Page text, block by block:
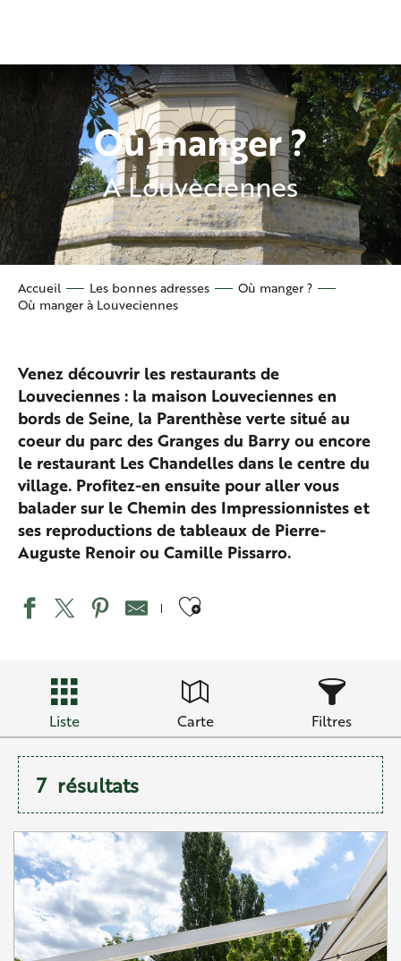
principal
Où manger ?
A Louveciennes
Accueil Les bonnes adresses
Où manger ?
Où manger à Louveciennes
Venez découvrir les restaurants de
Louveciennes : la maison Louveciennes en
bords de Seine, la Parenthèse verte situé au
coeur du parc des Granges du Barry ou encore
le restaurant Les Chandelles dans le centre du
village. Profitez-en ensuite pour aller vous
balader sur le Chemin des Impressionnistes et
ses reproductions de tableaux de Pierre-
Auguste Renoir ou Camille Pissarro.
Ajouter aux
Liste Carte Filtres
7 résultats